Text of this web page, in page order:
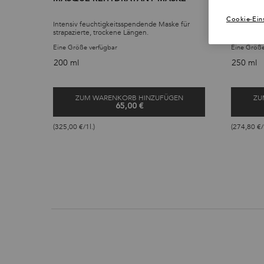
Intensiv feuchtigkeitsspendende Maske für
strapazierte, trockene Längen.
Eine Größe verfügbar
200 ml
ZUM WARENKORB HINZUFÜGEN
65,00 €
(325,00 €/1l.)
Intensiv
Eine
250 ml
(274,80
Cookie-